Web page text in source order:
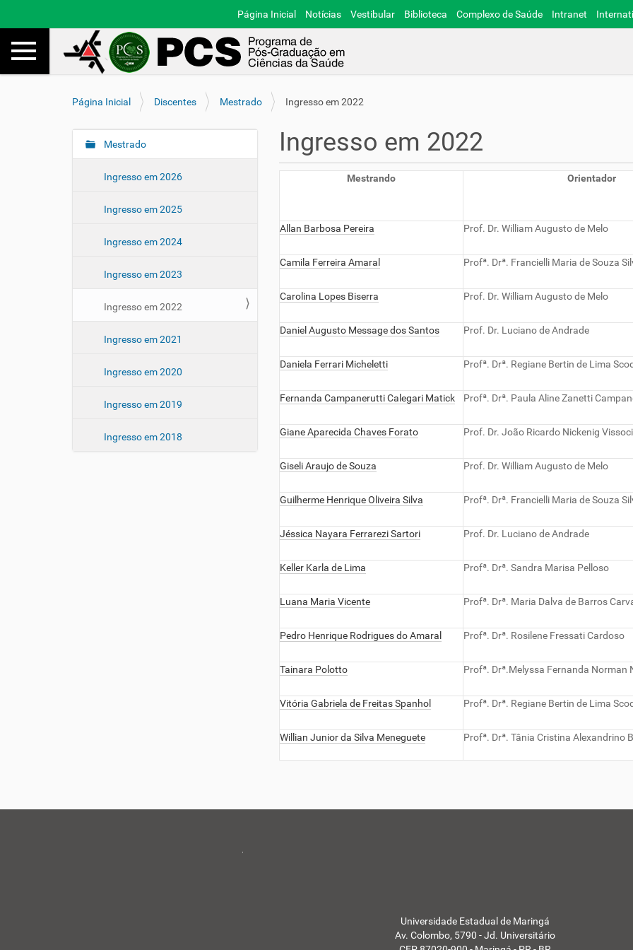
Página Inicial Notícias Vestibular Biblioteca Complexo de Saúde Intranet
Toggle navigation Busca
V
c
e
Página Inicial Discentes Mestrado Ingresso em 2022
N
o
Mestrado
Ingresso em 2026
Ingresso em 2025
Ingresso em 2024
Ingresso em 2023
Ingresso em 2022
Ingresso em 2021
Ingresso em 2020
Ingresso em 2019
Ingresso em 2018
Ingresso em 2022
Mestrando Orientador
Allan Barbosa Pereira Prof. Dr. William Augusto de Melo
Camila Ferreira Amaral Profª. Drª. Francielli Maria de Souza
Carolina Lopes Biserra Prof. Dr. William Augusto de Melo
Daniel Augusto Message dos Santos Prof. Dr. Luciano de Andrade
Daniela Ferrari Micheletti Profª. Drª. Regiane Bertin de Lima
Fernanda Campanerutti Calegari Matick Profª. Drª. Paula Aline Zanetti
Giane Aparecida Chaves Forato Prof. Dr. João Ricardo Nickenig Vissoci
Giseli Araujo de Souza Prof. Dr. William Augusto de Melo
Guilherme Henrique Oliveira Silva Profª. Drª. Francielli Maria de Souza
Jéssica Nayara Ferrarezi Sartori Prof. Dr. Luciano de Andrade
Keller Karla de Lima Profª. Drª. Sandra Marisa Pelloso
Luana Maria Vicente Profª. Drª. Maria Dalva de Barros
Pedro Henrique Rodrigues do Amaral Profª. Drª. Rosilene Fressati Cardoso
Tainara Polotto Profª. Drª.Melyssa Fernanda Norman
Vitória Gabriela de Freitas Spanhol Profª. Drª. Regiane Bertin de Lima
Willian Junior da Silva Meneguete Profª. Drª. Tânia Cristina Alexandrino
Universidade Estadual de Maringá
Av. Colombo, 5790 - Jd. Universitário